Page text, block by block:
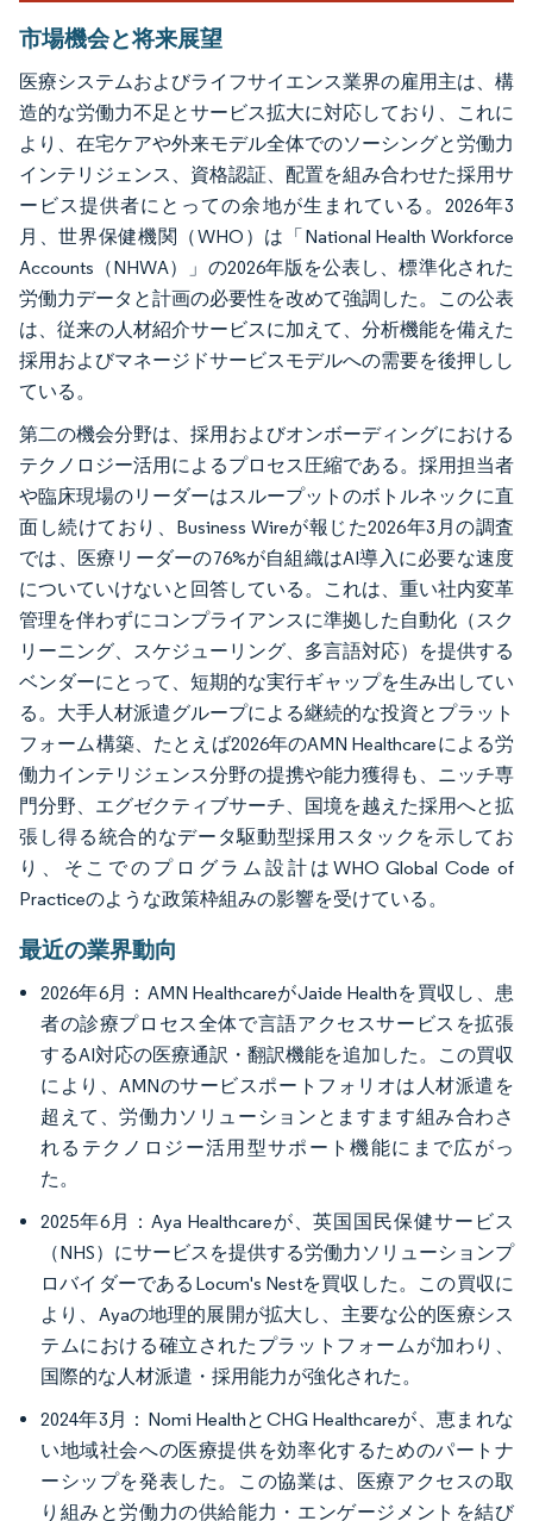
市場機会と将来展望
医療システムおよびライフサイエンス業界の雇用主は、構
造的な労働力不足とサービス拡大に対応しており、これに
より、在宅ケアや外来モデル全体でのソーシングと労働力
インテリジェンス、資格認証、配置を組み合わせた採用サ
ービス提供者にとっての余地が生まれている。2026年3
月、世界保健機関（WHO）は「National Health Workforce
Accounts（NHWA）」の2026年版を公表し、標準化された
労働力データと計画の必要性を改めて強調した。この公表
は、従来の人材紹介サービスに加えて、分析機能を備えた
採用およびマネージドサービスモデルへの需要を後押しし
ている。
第二の機会分野は、採用およびオンボーディングにおける
テクノロジー活用によるプロセス圧縮である。採用担当者
や臨床現場のリーダーはスループットのボトルネックに直
面し続けており、Business Wireが報じた2026年3月の調査
では、医療リーダーの76%が自組織はAI導入に必要な速度
についていけないと回答している。これは、重い社内変革
管理を伴わずにコンプライアンスに準拠した自動化（スク
リーニング、スケジューリング、多言語対応）を提供する
ベンダーにとって、短期的な実行ギャップを生み出してい
る。大手人材派遣グループによる継続的な投資とプラット
フォーム構築、たとえば2026年のAMN Healthcareによる労
働力インテリジェンス分野の提携や能力獲得も、ニッチ専
門分野、エグゼクティブサーチ、国境を越えた採用へと拡
張し得る統合的なデータ駆動型採用スタックを示してお
り、そこでのプログラム設計はWHO Global Code of
Practiceのような政策枠組みの影響を受けている。
最近の業界動向
2026年6月：AMN HealthcareがJaide Healthを買収し、患
者の診療プロセス全体で言語アクセスサービスを拡張
するAI対応の医療通訳・翻訳機能を追加した。この買収
により、AMNのサービスポートフォリオは人材派遣を
超えて、労働力ソリューションとますます組み合わさ
れるテクノロジー活用型サポート機能にまで広がっ
た。
2025年6月：Aya Healthcareが、英国国民保健サービス
（NHS）にサービスを提供する労働力ソリューションプ
ロバイダーであるLocum's Nestを買収した。この買収に
より、Ayaの地理的展開が拡大し、主要な公的医療シス
テムにおける確立されたプラットフォームが加わり、
国際的な人材派遣・採用能力が強化された。
2024年3月：Nomi HealthとCHG Healthcareが、恵まれな
い地域社会への医療提供を効率化するためのパートナ
ーシップを発表した。この協業は、医療アクセスの取
り組みと労働力の供給能力・エンゲージメントを結び